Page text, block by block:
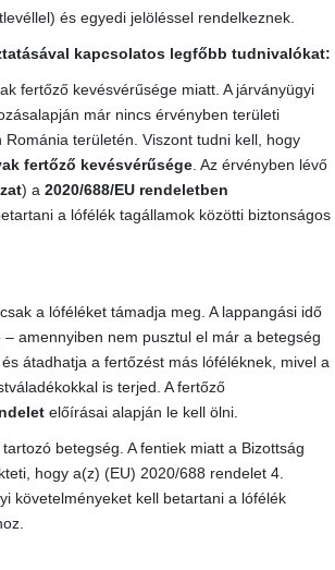
és egyedi jelöléssel rendelkeznek.
kapcsolatos legfőbb tudnivalókat:
fertőző kevésvérűsége miatt. A járványügyi
már nincs érvényben területi
területén. Viszont tudni kell, hogy
fertőző kevésvérűsége. Az érvényben lévő
) a 2020/688/EU rendeletben
a lófélék tagállamok közötti biztonságos
a lóféléket támadja meg. A lappangási idő
amennyiben nem pusztul el már a betegség
átadhatja a fertőzést más lóféléknek, mivel a
is terjed. A fertőző
előírásai alapján le kell ölni.
betegség. A fentiek miatt a Bizottság
hogy a(z) (EU) 2020/688 rendelet 4.
követelményeket kell betartani a lófélék